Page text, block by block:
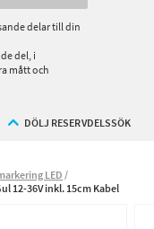
delar till din
del, i
mått och
DÖLJ RESERVDELSSÖK
LED
12-36V inkl. 15cm Kabel